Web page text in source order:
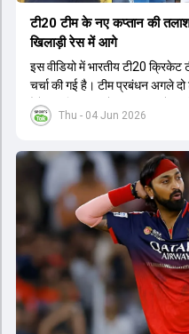
Thu - 04 Jun 2026
टी20 टीम के नए कप्तान की
खिलाड़ी रेस में आगे
इस वीडियो में भारतीय टी20
चर्चा की गई है। टीम प्रबंधन अगले
ऐसे युवा खिलाड़ी को कप्तान बनाने
नेतृत्व कर सके। चर्चा में बताया गया
घरेलू क्रिकेट में कप्तानी का अनुभव
नहीं है लेकिन उम्र उनके पक्ष में है।
इस कप्तानी की दौड़ से बाहर बताए
स्पष्टता दी गई है कि टी20 में
जाएगी। टीम का मुख्य लक्ष्य एक
तक टीम की कमान संभाल सके।